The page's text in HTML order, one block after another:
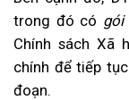
trong đó có gói
Chính sách Xã
chính để tiếp
đoạn.